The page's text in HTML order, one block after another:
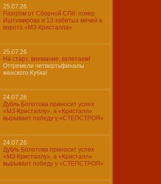
25.07.26
Разгром от Сборной СПб: покер
Иштимирова и 13 забитых мячей в
ворота «МЗ-Кристалла»
25.07.26
На старт, внимание, взлетаем!
Отгремели четвертьфиналы
женского Кубка!
24.07.26
Дубль Болотова приносит успех
«МЗ-Кристаллу», а «Кристалл»
вырывает победу у «СТЕПСТРОЯ»
24.07.26
Дубль Болотова приносит успех
«МЗ-Кристаллу», а «Кристалл»
вырывает победу у «СТЕПСТРОЯ»